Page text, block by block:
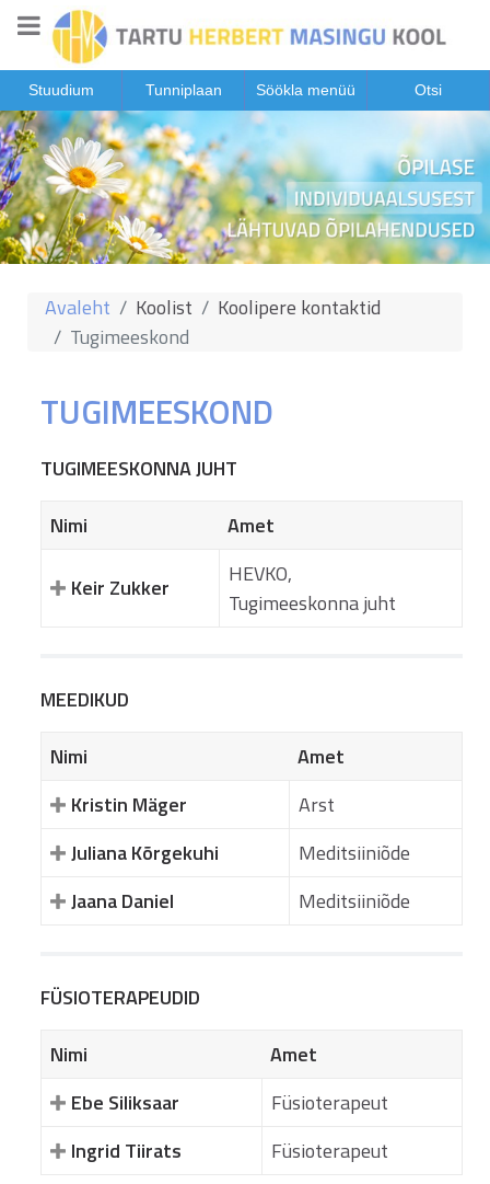
Stuudium Tunniplaan Söökla menüü Otsi
Avaleht Koolist
Koolipere kontaktid
Tugimeeskond
TUGIMEESKOND
TUGIMEESKONNA JUHT
Nimi
Amet
Keir Zukker
HEVKO,
Tugimeeskonna juht
MEEDIKUD
Nimi
Amet
Kristin Mäger
Arst
Juliana Kõrgekuhi
Meditsiiniõde
Jaana Daniel
Meditsiiniõde
FÜSIOTERAPEUDID
Nimi
Amet
Ebe Siliksaar
Füsioterapeut
Ingrid Tiirats
Füsioterapeut